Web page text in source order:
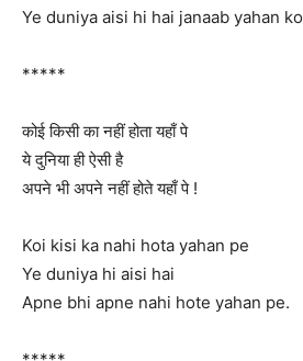
Ye duniya aisi hi hai janaab yahan
*****
कोई किसी का नहीं होता यहाँ पे
ये दुनिया ही ऐसी है
अपने भी अपने नहीं होते यहाँ पे !
Koi kisi ka nahi hota yahan pe
Ye duniya hi aisi hai
Apne bhi apne nahi hote yahan pe.